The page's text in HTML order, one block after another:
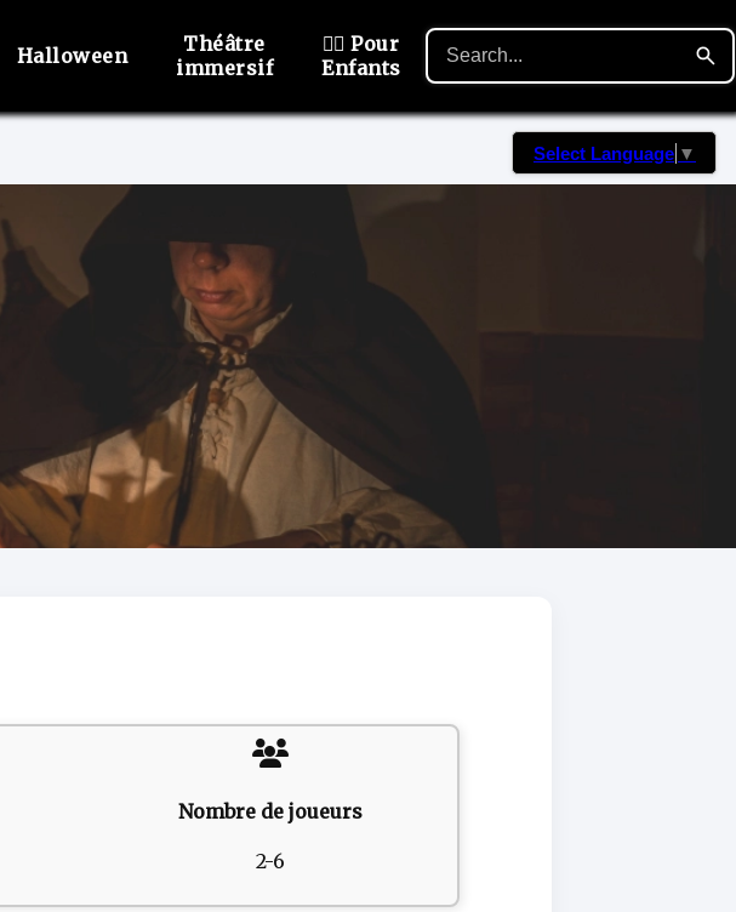
Halloween
Théâtre
immersif
🙋‍♂️ Pour
Enfants
Select Language ▼
Nombre de joueurs
2-6